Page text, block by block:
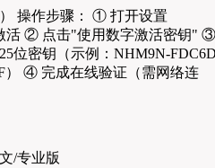
操作步骤： ① 打开设置
活 ② 点击"使用数字激活密钥" ③
位密钥（示例：NHM9N-
） ④ 完成在线验证（需网络连
/专业版